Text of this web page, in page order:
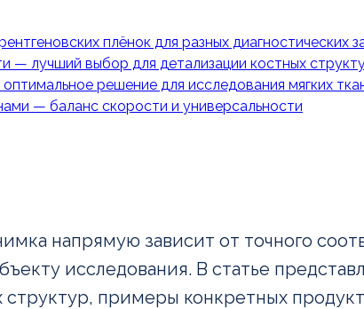
плёнок для разных диагностических
— лучший выбор для детализации костных
решение для исследования мягких
— баланс скорости и универсальности
напрямую зависит от точного
исследования. В статье
структур, примеры конкретных